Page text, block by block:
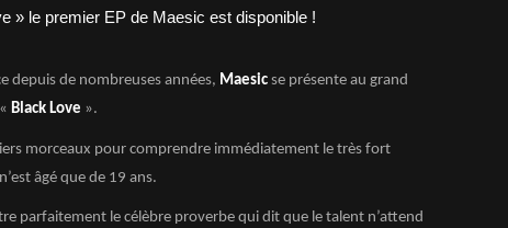
depuis de nombreuses années, Maesic se présente au grand
Black Love ».
morceaux pour comprendre immédiatement le très fort
âgé que de 19 ans.
parfaitement le célèbre proverbe qui dit que le talent n’attend